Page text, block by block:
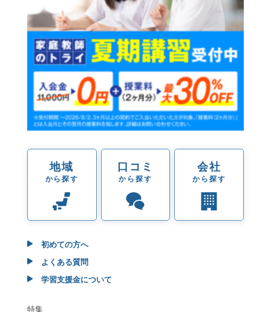
地域
から探す
口コミ
から探す
会社
から探す
初めての方へ
よくある質問
学習支援金について
特集